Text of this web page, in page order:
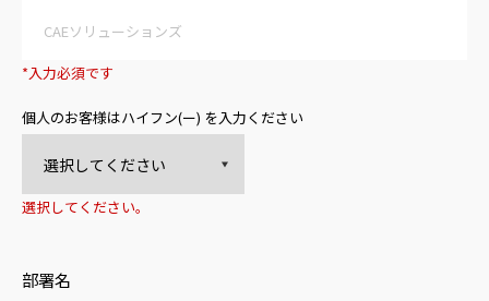
*入力必須です
個人のお客様はハイフン(ー) を入力ください
選択してください。
部署名